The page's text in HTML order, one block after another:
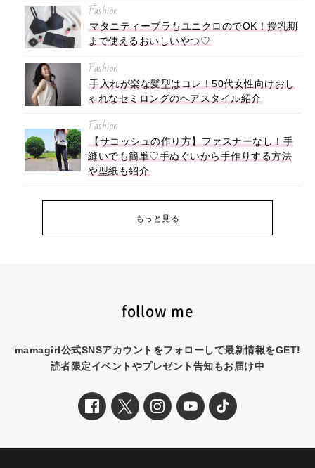
Fashion
マタニティーブラもユニクロのでOK！授乳期
まで使えるおいしいやつ♡
Fashion
手入れが楽な髪型はコレ！50代女性向けおし
ゃれなセミロングのヘアスタイル紹介
Fashion
【サコッシュの作り方】ファスナーなし！手
縫いでも簡単♡手ぬぐいから手作りする方法
や型紙も紹介
もっと見る
follow me
mamagirl公式SNSアカウントをフォローして最新情報をGET!
読者限定イベントやプレゼント告知もお届け中